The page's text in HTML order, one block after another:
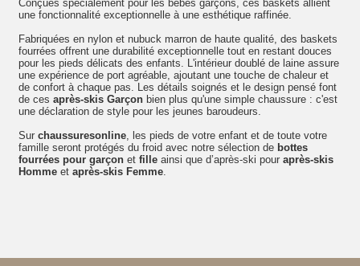
Conçues spécialement pour les bébés garçons, ces baskets allient
une fonctionnalité exceptionnelle à une esthétique raffinée.
Fabriquées en nylon et nubuck marron de haute qualité, des baskets
fourrées offrent une durabilité exceptionnelle tout en restant douces
pour les pieds délicats des enfants. L'intérieur doublé de laine assure
une expérience de port agréable, ajoutant une touche de chaleur et
de confort à chaque pas. Les détails soignés et le design pensé font
de ces après-skis Garçon bien plus qu'une simple chaussure : c'est
une déclaration de style pour les jeunes baroudeurs.
Sur chaussuresonline, les pieds de votre enfant et de toute votre
famille seront protégés du froid avec notre sélection de bottes
fourrées pour garçon et fille ainsi que d’après-ski pour après-skis
Homme et après-skis Femme.